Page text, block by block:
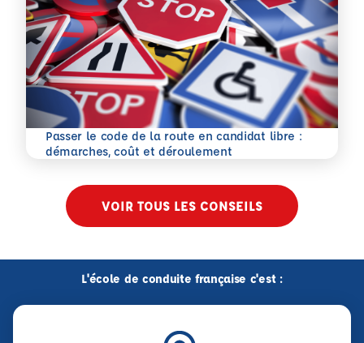
Passer le code de la route en candidat libre :
démarches, coût et déroulement
En savoir plus
VOIR TOUS LES CONSEILS
L'école de conduite française c'est :